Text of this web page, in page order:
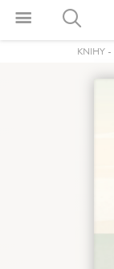
KNIHY-